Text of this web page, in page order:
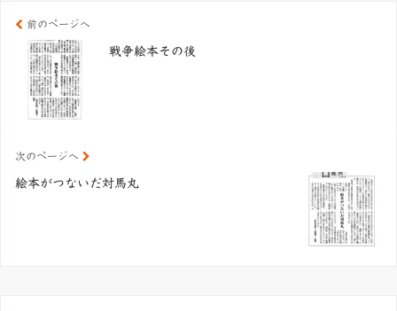
前のページへ
戦争絵本その後
次のページへ
絵本がつないだ対馬丸